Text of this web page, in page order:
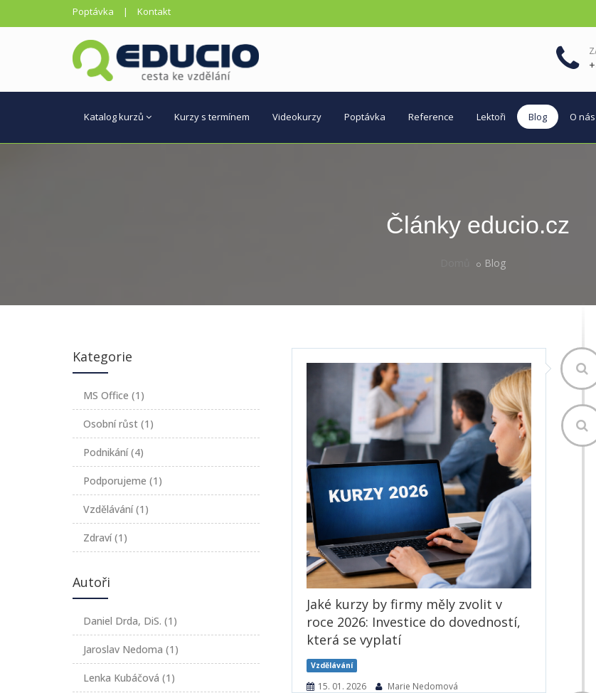
Poptávka | Kontakt
Katalog kurzů Kurzy s termínem Videokurzy Poptávka Reference Lektoři Blog O nás
Články educio.cz
Blog
Jaké kurzy by firmy měly zvolit v
roce 2026: Investice do dovedností,
která se vyplatí
Vzdělávání
15. 01. 2026 Marie Nedomová
Kategorie
MS Office (1)
Osobní růst (1)
Podnikání(4)
Podporujeme (1)
Vzdělávání(1)
Zdraví(1)
Autoři
Daniel Drda, DiS. (1)
Jaroslav Nedoma (1)
Lenka Kubáčová (1)